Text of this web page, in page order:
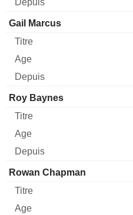
Gail Marcus
Roy Baynes
Rowan Chapman